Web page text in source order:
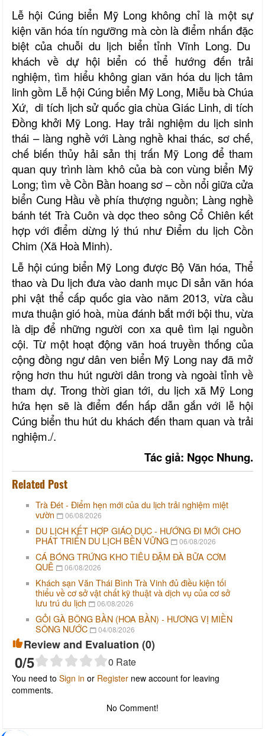
Lễ hội Cúngbiển Mỹ Long không chỉ là một sự
kiện văn hóa tín ngưỡng mà còn là điểm nhấn đặc
biệt của chuỗidu lịch biển tỉnh Vĩnh Long. Du
khách về dự hội biển cóthể hướng đến trải
nghiệm, tìm hiểu không gian văn hóa du lịch tâm
linh gồm Lễ hội Cúng biển Mỹ Long, Miễu bà Chúa
Xứ, di tích lịch sử quốc giachùa Giác Linh, di tích
Đồng khởi Mỹ Long. Hay trải nghiệm du lịch sinh
thái – làng nghề với Làng nghề khai thác, sơ chế,
chế biến thủy hải sản thị trấn Mỹ Long để tham
quan quy trình làm khô của bà con vùng biển Mỹ
Long; tìm về Cồn Bần hoang sơ – cồn nổi giữa cửa
biển Cung Hầu về phía thượng nguồn; Làngnghề
bánh tét Trà Cuôn vàdọc theo sông Cổ Chiên kết
hợp với điểm dừng lý thú như Điểm du lịch Cồn
Chim (Xã Hoà Minh).
Lễ hội cúng biển Mỹ Long được Bộ Văn hóa, Thể
thao và Du lịch đưa vào danh mục Di sản văn hóa
phi vật thể cấp quốc gia vào năm 2013, vừa cầu
mưa thuận gió hoà, mùa đánh bắt mới bội thu, vừa
là dịp để những người con xa quê tìm lại nguồn
cội. Từ một hoạt động văn hoá truyền thống của
cộng đồng ngư dân ven biển Mỹ Long nay đã mở
rộng hơn thu hút người dân trong và ngoài tỉnh về
tham dự.Trong thời gian tới, du lịch xã Mỹ Long
hứa hẹn sẽ là điểm đến hấp dẫn gắn với lễ hội
Cúng biển thu hút du khách đến tham quan và trải
nghiệm./.
Tác giả: Ngọc Nhung.
Related Post
Trà Đét - Điểm hẹn mới của du lịch trải nghiệm miệt
vườn
06/08/2026
DU LỊCH KẾT HỢP GIÁO DỤC - HƯỚNG ĐI MỚI CHO
PHÁT TRIỂN DU LỊCH BỀN VỮNG
06/08/2026
CÁ BÓNG TRỨNG KHO TIÊU ĐẬM ĐÀ BỮA CƠM
QUÊ
06/08/2026
Khách sạn Văn Thái Bình Trà Vinh đủ điều kiện tối
thiểu về cơ sở vật chất kỹ thuật và dịch vụ của cơ sở
lưu trú du lịch
06/08/2026
GỎI GÀ BÔNG BẦN (HOA BẦN) - HƯƠNG VỊ MIỀN
SÔNG NƯỚC
04/08/2026
Review and Evaluation (0)
0/5 0 Rate
You need to Sign in or Register new account for leaving
comments.
No Comment!